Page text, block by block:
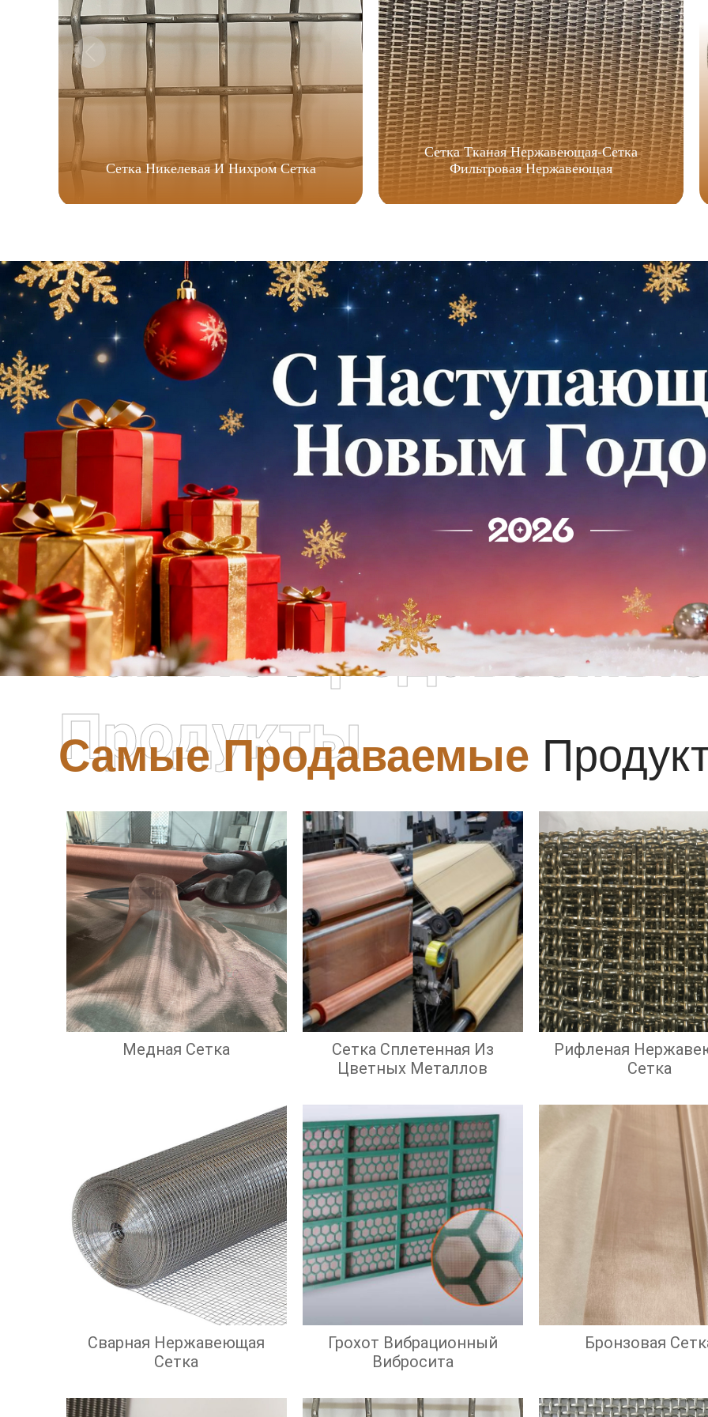
Сетка Никелевая И Нихром Сетка
Сетка Тканая Нержавеющая-Сетка
Фильтровая Нержавеющая
Самые Продаваемые
Самые Продаваемые
Продукты
Медная Сетка
Сетка Сплетенная Из
Цветных Металлов
Рифленая
Сетка
Сварная Нержавеющая
Сетка
Грохот Вибрационный
Вибросита
Бронзовая